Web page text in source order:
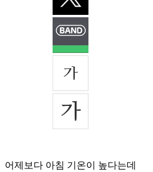
어제보다 아침 기온이 높다는데